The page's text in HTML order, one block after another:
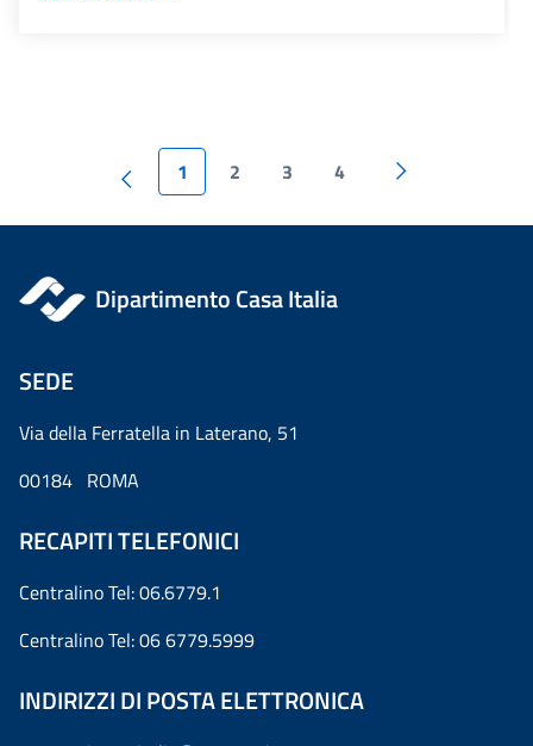
1 2 3 4
Dipartimento Casa Italia
SEDE
Via della Ferratella in Laterano, 51
00184 ROMA
RECAPITI TELEFONICI
Centralino Tel: 06.6779.1
Centralino Tel: 06 6779.5999
INDIRIZZI DI POSTA ELETTRONICA